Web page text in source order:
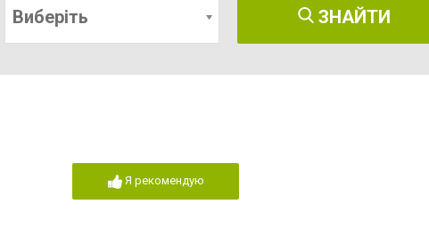
Виберіть ЗНАЙТИ
Я рекомендую